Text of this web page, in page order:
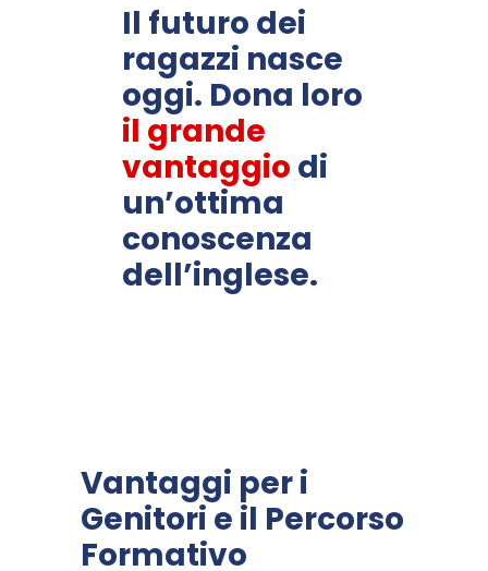
Il futuro dei
ragazzi nasce
oggi. Dona loro
il grande
vantaggio di
un’ottima
conoscenza
dell’inglese.
Vantaggi per i
Genitori e il Percorso
Formativo